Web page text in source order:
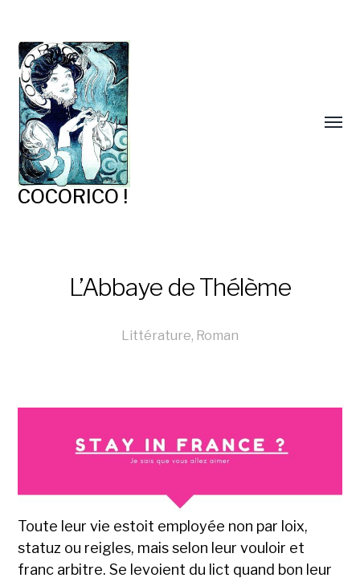
COCORICO !
L’Abbaye de Thélème
Littérature, Roman
Toute leur vie estoit employée non par loix,
statuz ou reigles, mais selon leur vouloir et
franc arbitre. Se levoient du lict quand bon leur